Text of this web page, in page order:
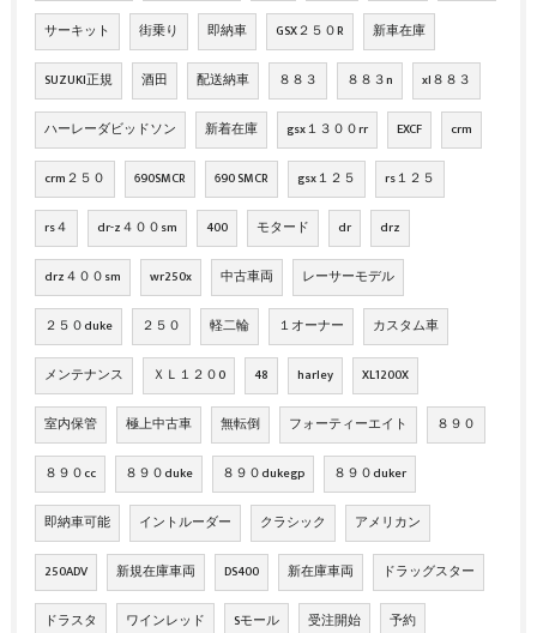
サーキット 街乗り 即納車 GSX２５０R 新車在庫
SUZUKI正規 酒田 配送納車 ８８３ ８８３n xl８８３
ハーレーダビッドソン 新着在庫 gsx１３００rr EXCF crm
crm２５０ 690SMCR 690 SMCR gsx１２５ rs１２５
rs４ dr-z４００sm 400 モタード dr drz
drz４００sm wr250x 中古車両 レーサーモデル
２５０duke ２５０ 軽二輪 １オーナー カスタム車
メンテナンス ＸＬ１２０0 48 harley XL1200X
室内保管 極上中古車 無転倒 フォーティーエイト ８９０
８９０cc ８９０duke ８９０dukegp ８９０duker
即納車可能 イントルーダー クラシック アメリカン
250ADV 新規在庫車両 DS400 新在庫車両 ドラッグスター
ドラスタ ワインレッド Sモール 受注開始 予約